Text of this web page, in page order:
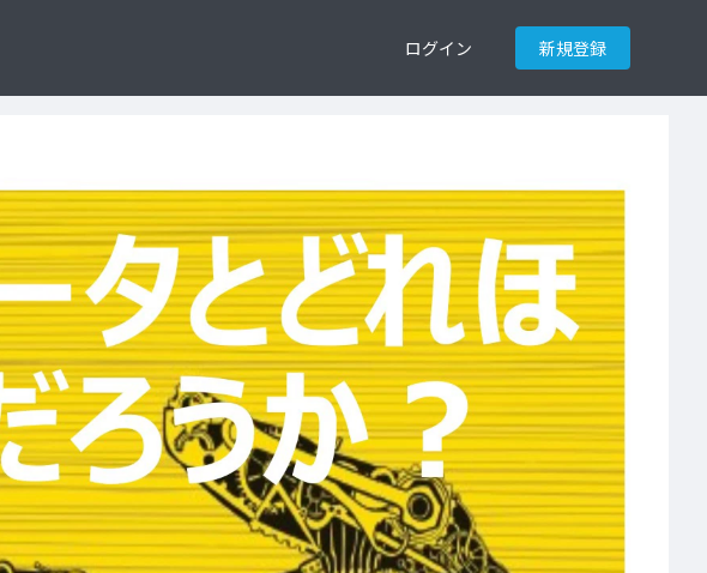
ログイン 新規登録